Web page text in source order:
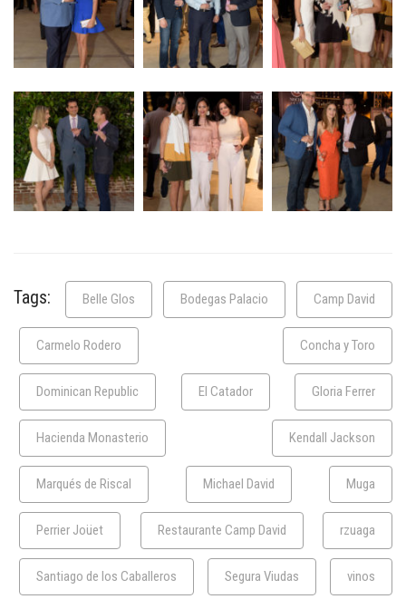
Tags: Belle Glos Bodegas Palacio Camp David
Carmelo Rodero Concha y Toro
Dominican Republic El Catador Gloria Ferrer
Hacienda Monasterio Kendall Jackson
Marqués de Riscal Michael David Muga
Perrier Joüet Restaurante Camp David rzuaga
Santiago de los Caballeros Segura Viudas vinos